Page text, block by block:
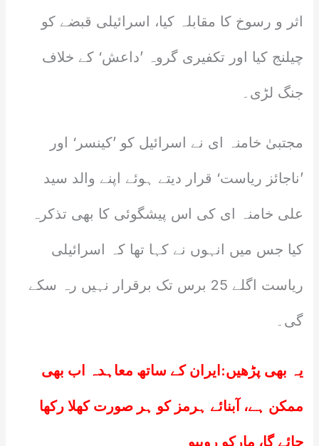
اثر و رسوخ کا مقابلہ کیا، اسرائیلی قبضے کو
چیلنج کیا اور تکفیری گروہ ’داعش‘ کے خلاف
جنگ لڑی۔
مجتبیٰ خامنہ ای نے اسرائیل کو ’کینسر‘ اور
’ناجائز ریاست‘ قرار دیتے ہوئے اپنے والد سید
علی خامنہ ای کی اس پیشگوئی کا بھی تذکرہ
کیا جس میں انہوں نے کہا تھا کہ اسرائیلی
ریاست اگلے 25 برس تک برقرار نہیں رہ سکے
گی۔
یہ بھی پڑھیں: ایران کے ساتھ معاہدہ اب بھی
ممکن ہے، آبنائے ہرمز کو ہر صورت کھلا رکھا
جائے گا، مارکو روبیو